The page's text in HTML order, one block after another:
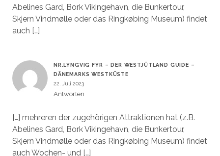
Abelines Gard, Bork Vikingehavn, die Bunkertour,
Skjern Vindmølle oder das Ringkøbing Museum) findet
auch […]
NR.LYNGVIG FYR – DER WESTJÜTLAND GUIDE –
DÄNEMARKS WESTKÜSTE
22. Juli 2023
Antworten
[…] mehreren der zugehörigen Attraktionen hat (z.B.
Abelines Gard, Bork Vikingehavn, die Bunkertour,
Skjern Vindmølle oder das Ringkøbing Museum) findet
auch Wochen- und […]